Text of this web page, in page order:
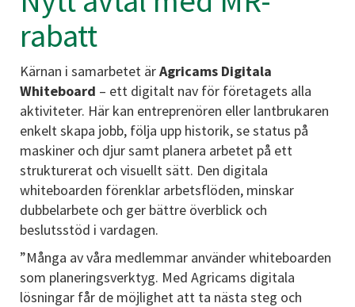
rabatt
Kärnan i samarbetet ärAgricams Digitala
Whiteboard – ett digitalt nav för företagets alla
aktiviteter. Här kan entreprenören eller lantbrukaren
enkelt skapa jobb, följa upp historik, se status på
maskiner och djur samt planera arbetet på ett
strukturerat och visuellt sätt. Den digitala
whiteboarden förenklar arbetsflöden, minskar
dubbelarbete och ger bättre överblick och
beslutsstöd i vardagen.
”Många av våra medlemmar använder whiteboarden
som planeringsverktyg. Med Agricams digitala
lösningar får de möjlighet att ta nästa steg och